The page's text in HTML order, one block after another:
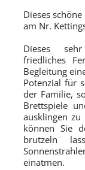
Dieses
am Nr.
Dieses
friedliches
Begleitung
Potenzial für
der Familie,
Brettspiele
ausklingen zu
können Sie
brutzeln
einatmen.